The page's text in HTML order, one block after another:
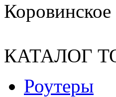
КАТАЛОГ
Роутеры